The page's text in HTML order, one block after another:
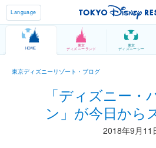
Language
HOME
東京
ディズニーランド
東京
ディズニーシー
東京ディズニーリゾート・ブログ
「ディズニー・
ン」が今日から
2018年9月11